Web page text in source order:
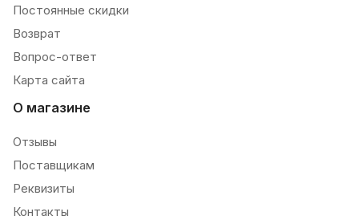
Постоянные скидки
Возврат
Вопрос-ответ
Карта сайта
О магазине
Отзывы
Поставщикам
Реквизиты
Контакты